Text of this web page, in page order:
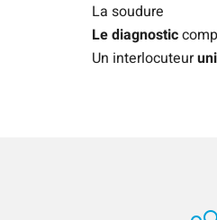
La soudure
Le diagnostic
Un interlocuteur